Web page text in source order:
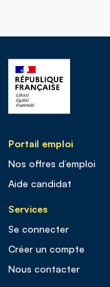
Portail emploi
Nos offres d’emploi
Aide candidat
Services
Se connecter
Créer un compte
Nous contacter